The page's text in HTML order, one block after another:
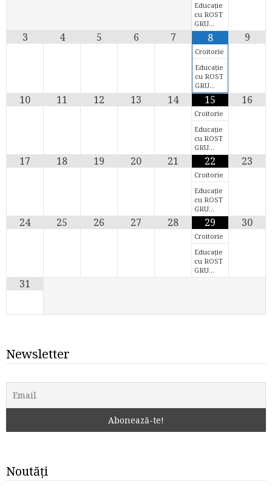
Educație
cu ROST
GRU…
3 4 5 6 7 8
Croitorie
Educație
cu ROST
GRU…
9
10 11 12 13 14 15
Croitorie
Educație
cu ROST
GRU…
16
17 18 19 20 21 22
Croitorie
Educație
cu ROST
GRU…
23
24 25 26 27 28 29
Croitorie
Educație
cu ROST
GRU…
30
31
Newsletter
Noutăți